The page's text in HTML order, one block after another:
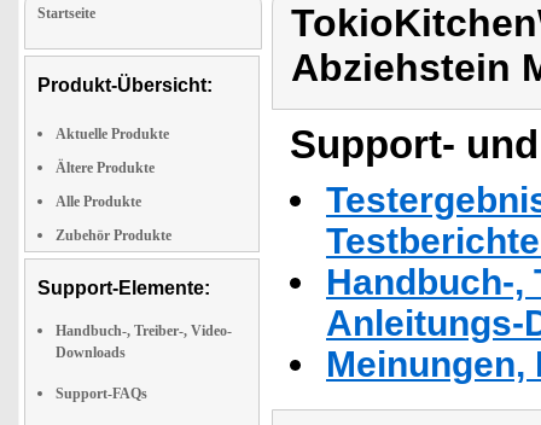
Startseite
Produkt-Übersicht:
Aktuelle Produkte
Ältere Produkte
Alle Produkte
Zubehör Produkte
Support-Elemente:
Handbuch-, Treiber-, Video-
Downloads
Support-FAQs
Abziehstein
Support-
Handbuch-,
Anleitungs-